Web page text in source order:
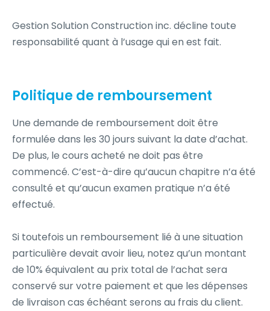
Gestion Solution Construction inc. décline toute
responsabilité quant à l’usage qui en est fait.
Politique de remboursement
Une demande de remboursement doit être
formulée dans les 30 jours suivant la date d’achat.
De plus, le cours acheté ne doit pas être
commencé. C’est-à-dire qu’aucun chapitre n’a été
consulté et qu’aucun examen pratique n’a été
effectué.
Si toutefois un remboursement lié à une situation
particulière devait avoir lieu, notez qu’un montant
de 10% équivalent au prix total de l’achat sera
conservé sur votre paiement et que les dépenses
de livraison cas échéant serons au frais du client.